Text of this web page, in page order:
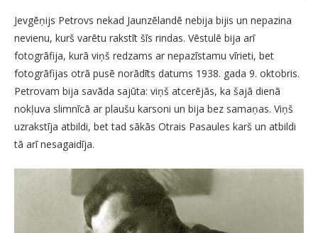
Jevgēņijs Petrovs nekad Jaunzēlandē nebija bijis un nepazina
nevienu, kurš varētu rakstīt šīs rindas. Vēstulē bija arī
fotogrāfija, kurā viņš redzams ar nepazīstamu vīrieti, bet
fotogrāfijas otrā pusē norādīts datums 1938. gada 9. oktobris.
Petrovam bija savāda sajūta: viņš atcerējās, ka šajā dienā
nokļuva slimnīcā ar plaušu karsoni un bija bez samaņas. Viņš
uzrakstīja atbildi, bet tad sākās Otrais Pasaules karš un atbildi
tā arī nesagaidīja.